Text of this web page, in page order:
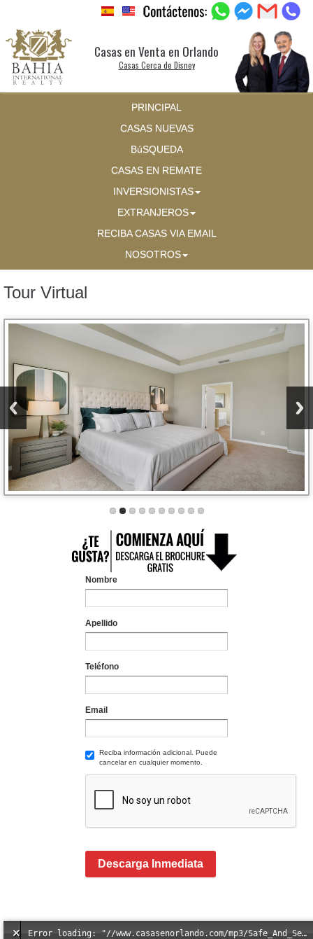
Casas en Venta en Orlando
Casas Cerca de Disney
PRINCIPAL
CASAS NUEVAS
BúSQUEDA
CASAS EN REMATE
INVERSIONISTAS
EXTRANJEROS
RECIBA CASAS VIA EMAIL
NOSOTROS
Tour Virtual
Nombre
Apellido
Teléfono
Email
Reciba información adicional. Puede
cancelar en cualquier momento.
Descarga Inmediata
Error loading: "//www.casasenorlando.com/mp3/Safe_And_Secure_full_mix_mp3.mp3"